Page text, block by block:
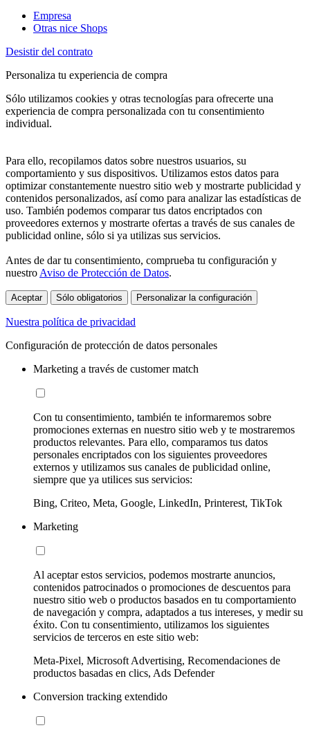
Empresa
Otras nice Shops
Desistir del contrato
Personaliza tu experiencia de compra
Sólo utilizamos cookies y otras tecnologías para ofrecerte una
experiencia de compra personalizada con tu consentimiento
individual.
Para ello, recopilamos datos sobre nuestros usuarios, su
comportamiento y sus dispositivos. Utilizamos estos datos para
optimizar constantemente nuestro sitio web y mostrarte publicidad y
contenidos personalizados, así como para analizar las estadísticas de
uso. También podemos comparar tus datos encriptados con
proveedores externos y mostrarte ofertas a través de sus canales de
publicidad online, sólo si ya utilizas sus servicios.
Antes de dar tu consentimiento, comprueba tu configuración y
nuestro Aviso de Protección de Datos.
Aceptar Sólo obligatorios Personalizar la configuración
Nuestra política de privacidad
Configuración de protección de datos personales
Marketing a través de customer match
Con tu consentimiento, también te informaremos sobre
promociones externas en nuestro sitio web y te mostraremos
productos relevantes. Para ello, comparamos tus datos
personales encriptados con los siguientes proveedores
externos y utilizamos sus canales de publicidad online,
siempre que ya utilices sus servicios:
Bing, Criteo, Meta, Google, LinkedIn, Printerest, TikTok
Marketing
Al aceptar estos servicios, podemos mostrarte anuncios,
contenidos patrocinados o promociones de descuentos para
nuestro sitio web o productos basados en tu comportamiento
de navegación y compra, adaptados a tus intereses, y medir su
éxito. Con tu consentimiento, utilizamos los siguientes
servicios de terceros en este sitio web:
Meta-Pixel, Microsoft Advertising, Recomendaciones de
productos basadas en clics, Ads Defender
Conversion tracking extendido